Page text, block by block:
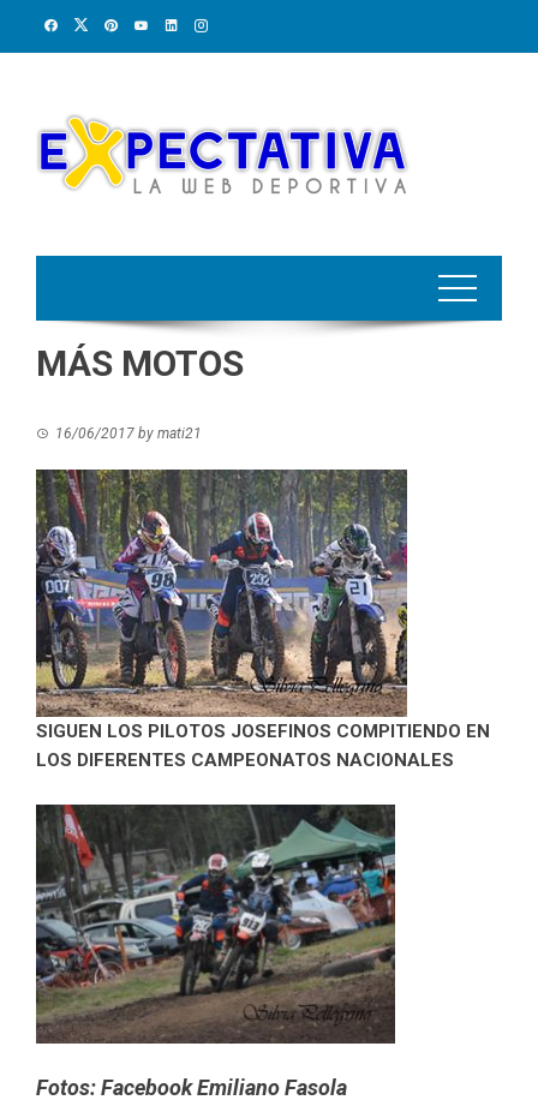
MÁS MOTOS
16/06/2017 by mati21
SIGUEN LOS PILOTOS JOSEFINOS COMPITIENDO EN
LOS DIFERENTES CAMPEONATOS NACIONALES
Fotos: Facebook Emiliano Fasola